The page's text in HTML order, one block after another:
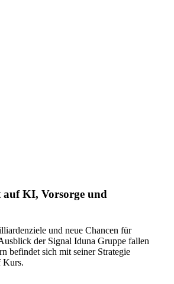
und neue Chancen für
befindet sich mit seiner Strategie